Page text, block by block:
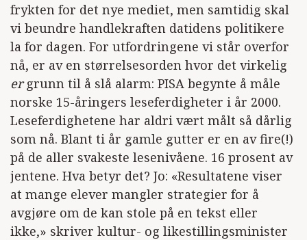
frykten for det nye mediet, men samtidig skal
vi beundre handlekraften datidens politikere
la for dagen. For utfordringene vi står overfor
nå, er av en størrelsesorden hvor det virkelig
ergrunn til å slå alarm: PISA begynte å måle
norske 15-åringers leseferdigheter i år 2000.
Leseferdighetene har aldri vært målt så dårlig
som nå. Blant ti år gamle gutter er en av fire(!)
på de aller svakeste lesenivåene. 16 prosent av
jentene. Hva betyr det? Jo: «Resultatene viser
at mange elever mangler strategier for å
avgjøre om de kan stole på en tekst eller
ikke,» skriver kultur- og likestillingsminister